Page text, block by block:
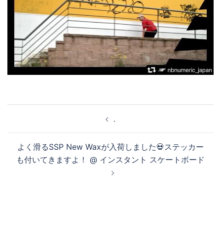
ビ
ゲ
.
よく滑るSSP New Waxが入荷しました💀ステッカー
も付いてきますよ！ @ インスタント スケートボード